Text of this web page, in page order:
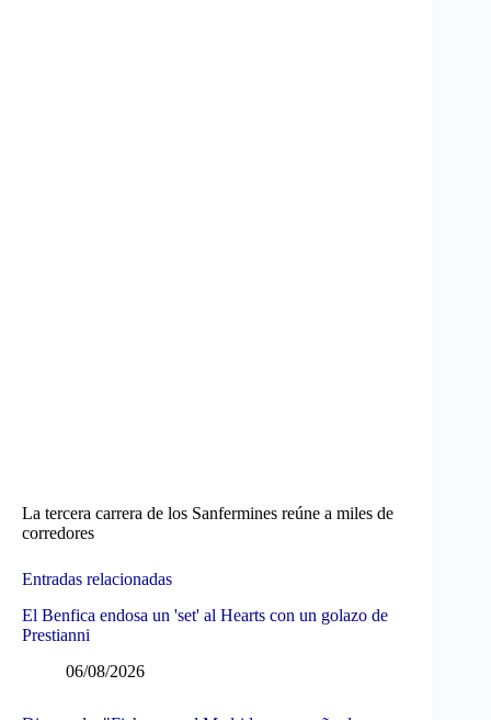
La tercera carrera de los Sanfermines reúne a miles de
corredores
Entradas relacionadas
El Benfica endosa un 'set' al Hearts con un golazo de
Prestianni
06/08/2026